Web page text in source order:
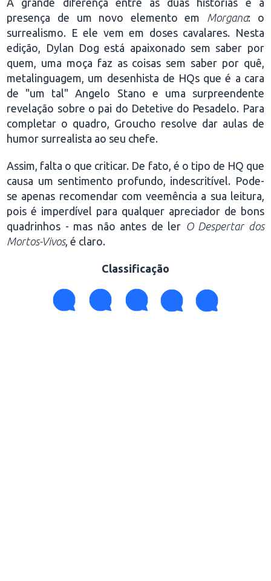
A grande diferença entre as duas histórias é a
presença de um novo elemento em Morgana: o
surrealismo. E ele vem em doses cavalares. Nesta
edição, Dylan Dog está apaixonado sem saber por
quem, uma moça faz as coisas sem saber por quê,
metalinguagem, um desenhista de HQs que é a cara
de "um tal" Angelo Stano e uma surpreendente
revelação sobre o pai do Detetive do Pesadelo. Para
completar o quadro, Groucho resolve dar aulas de
humor surrealista ao seu chefe.
Assim, falta o que criticar. De fato, é o tipo de HQ que
causa um sentimento profundo, indescritível. Pode-
se apenas recomendar com veemência a sua leitura,
pois é imperdível para qualquer apreciador de bons
quadrinhos - mas não antes de ler O Despertar dos
Mortos-Vivos, é claro.
Classificação